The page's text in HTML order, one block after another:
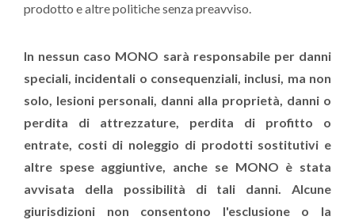
prodotto e altre politiche senza preavviso.
In nessun caso MONO sarà responsabile per danni
speciali, incidentali o consequenziali, inclusi, ma non
solo, lesioni personali, danni alla proprietà, danni o
perdita di attrezzature, perdita di profitto o
entrate, costi di noleggio di prodotti sostitutivi e
altre spese aggiuntive, anche se MONO è stata
avvisata della possibilità di tali danni. Alcune
giurisdizioni non consentono l'esclusione o la